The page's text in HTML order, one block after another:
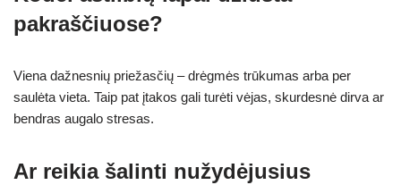
pakraščiuose?
Viena dažnesnių priežasčių – drėgmės trūkumas arba per
saulėta vieta. Taip pat įtakos gali turėti vėjas, skurdesnė dirva ar
bendras augalo stresas.
Ar reikia šalinti nužydėjusius